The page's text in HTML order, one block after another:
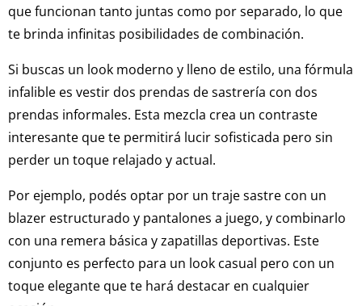
que funcionan tanto juntas como por separado, lo que
te brinda infinitas posibilidades de combinación.
Si buscas un look moderno y lleno de estilo, una fórmula
infalible es vestir dos prendas de sastrería con dos
prendas informales. Esta mezcla crea un contraste
interesante que te permitirá lucir sofisticada pero sin
perder un toque relajado y actual.
Por ejemplo, podés optar por un traje sastre con un
blazer estructurado y pantalones a juego, y combinarlo
con una remera básica y zapatillas deportivas. Este
conjunto es perfecto para un look casual pero con un
toque elegante que te hará destacar en cualquier